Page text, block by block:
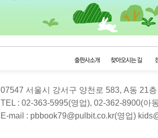
07547 서울시 강서구 양천로 583, A동 21
TEL : 02-363-5995(영업), 02-362-8900(아
E-mail : pbbook79@pulbit.co.kr(영업)